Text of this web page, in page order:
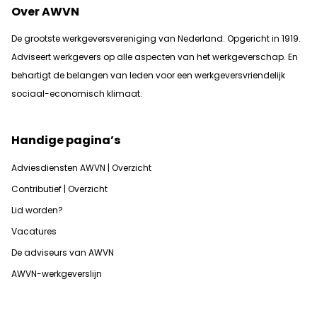
Over AWVN
De grootste werkgeversvereniging van Nederland. Opgericht in 1919.
Adviseert werkgevers op alle aspecten van het werkgeverschap. En
behartigt de belangen van leden voor een werkgeversvriendelijk
sociaal-economisch klimaat.
Handige pagina’s
Adviesdiensten AWVN | Overzicht
Contributief | Overzicht
Lid worden?
Vacatures
De adviseurs van AWVN
AWVN-werkgeverslijn